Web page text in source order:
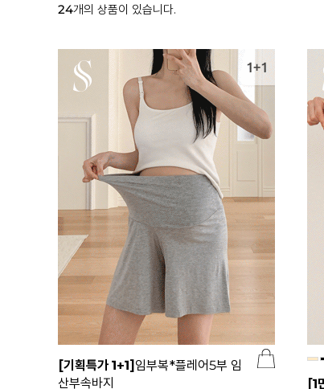
24개의 상품이 있습니다.
[기획특가 1+1]임부복*플레어5부 임
산부속바지
[1